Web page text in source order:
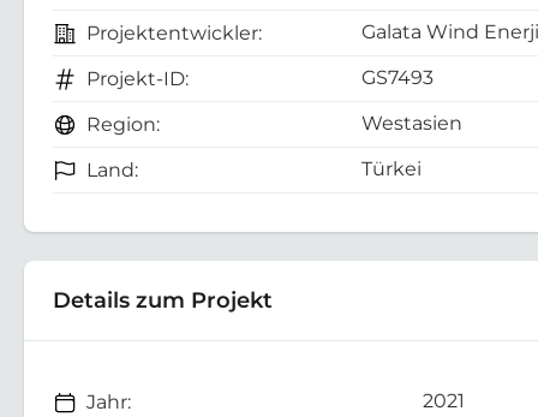
Projektentwickler: Galata Wind Enerji
Projekt-ID: GS7493
Region: Westasien
Land: Türkei
Details zum Projekt
Jahr: 2021